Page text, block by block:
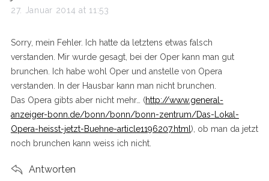
a
s
:
27. Januar 2014 at 11:53
Sorry, mein Fehler. Ich hatte da letztens etwas falsch
verstanden. Mir wurde gesagt, bei der Oper kann man gut
brunchen. Ich habe wohl Oper und anstelle von Opera
verstanden. In der Hausbar kann man nicht brunchen.
Das Opera gibts aber nicht mehr… (http://www.general-
anzeiger-bonn.de/bonn/bonn/bonn-zentrum/Das-Lokal-
Opera-heisst-jetzt-Buehne-article1196207.html ), ob man da jetzt
noch brunchen kann weiss ich nicht.
Antworten